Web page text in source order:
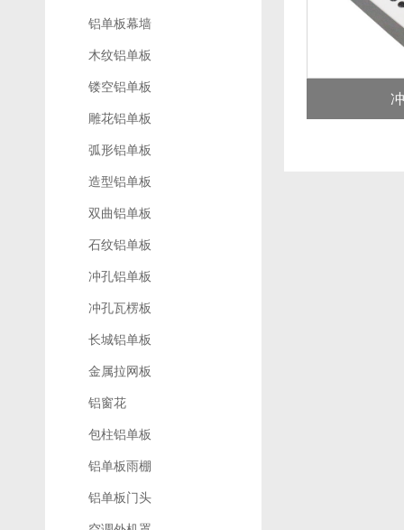
铝单板幕墙
木纹铝单板
镂空铝单板
雕花铝单板
弧形铝单板
造型铝单板
双曲铝单板
石纹铝单板
冲孔铝单板
冲孔瓦楞板
长城铝单板
金属拉网板
铝窗花
包柱铝单板
铝单板雨棚
铝单板门头